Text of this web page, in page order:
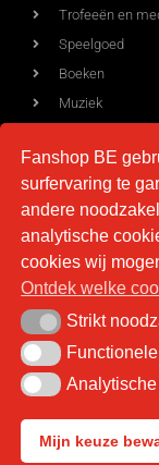
Trofeeën en
Speelgoed
Boeken
Muziek
Voorwaarden
Levering
Privacy
Retourneren
Algemene
Fan-shop.be ©
Fanshop BE
surfervaring te
andere
analytische
cookies wij
Ontdek welke
Strikt Strikt
Functionele
Analytische
Mijn keuze